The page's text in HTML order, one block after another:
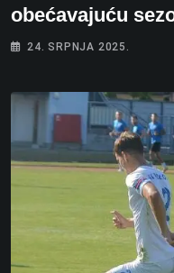
obećavajuću
24. SRPNJA 2025.